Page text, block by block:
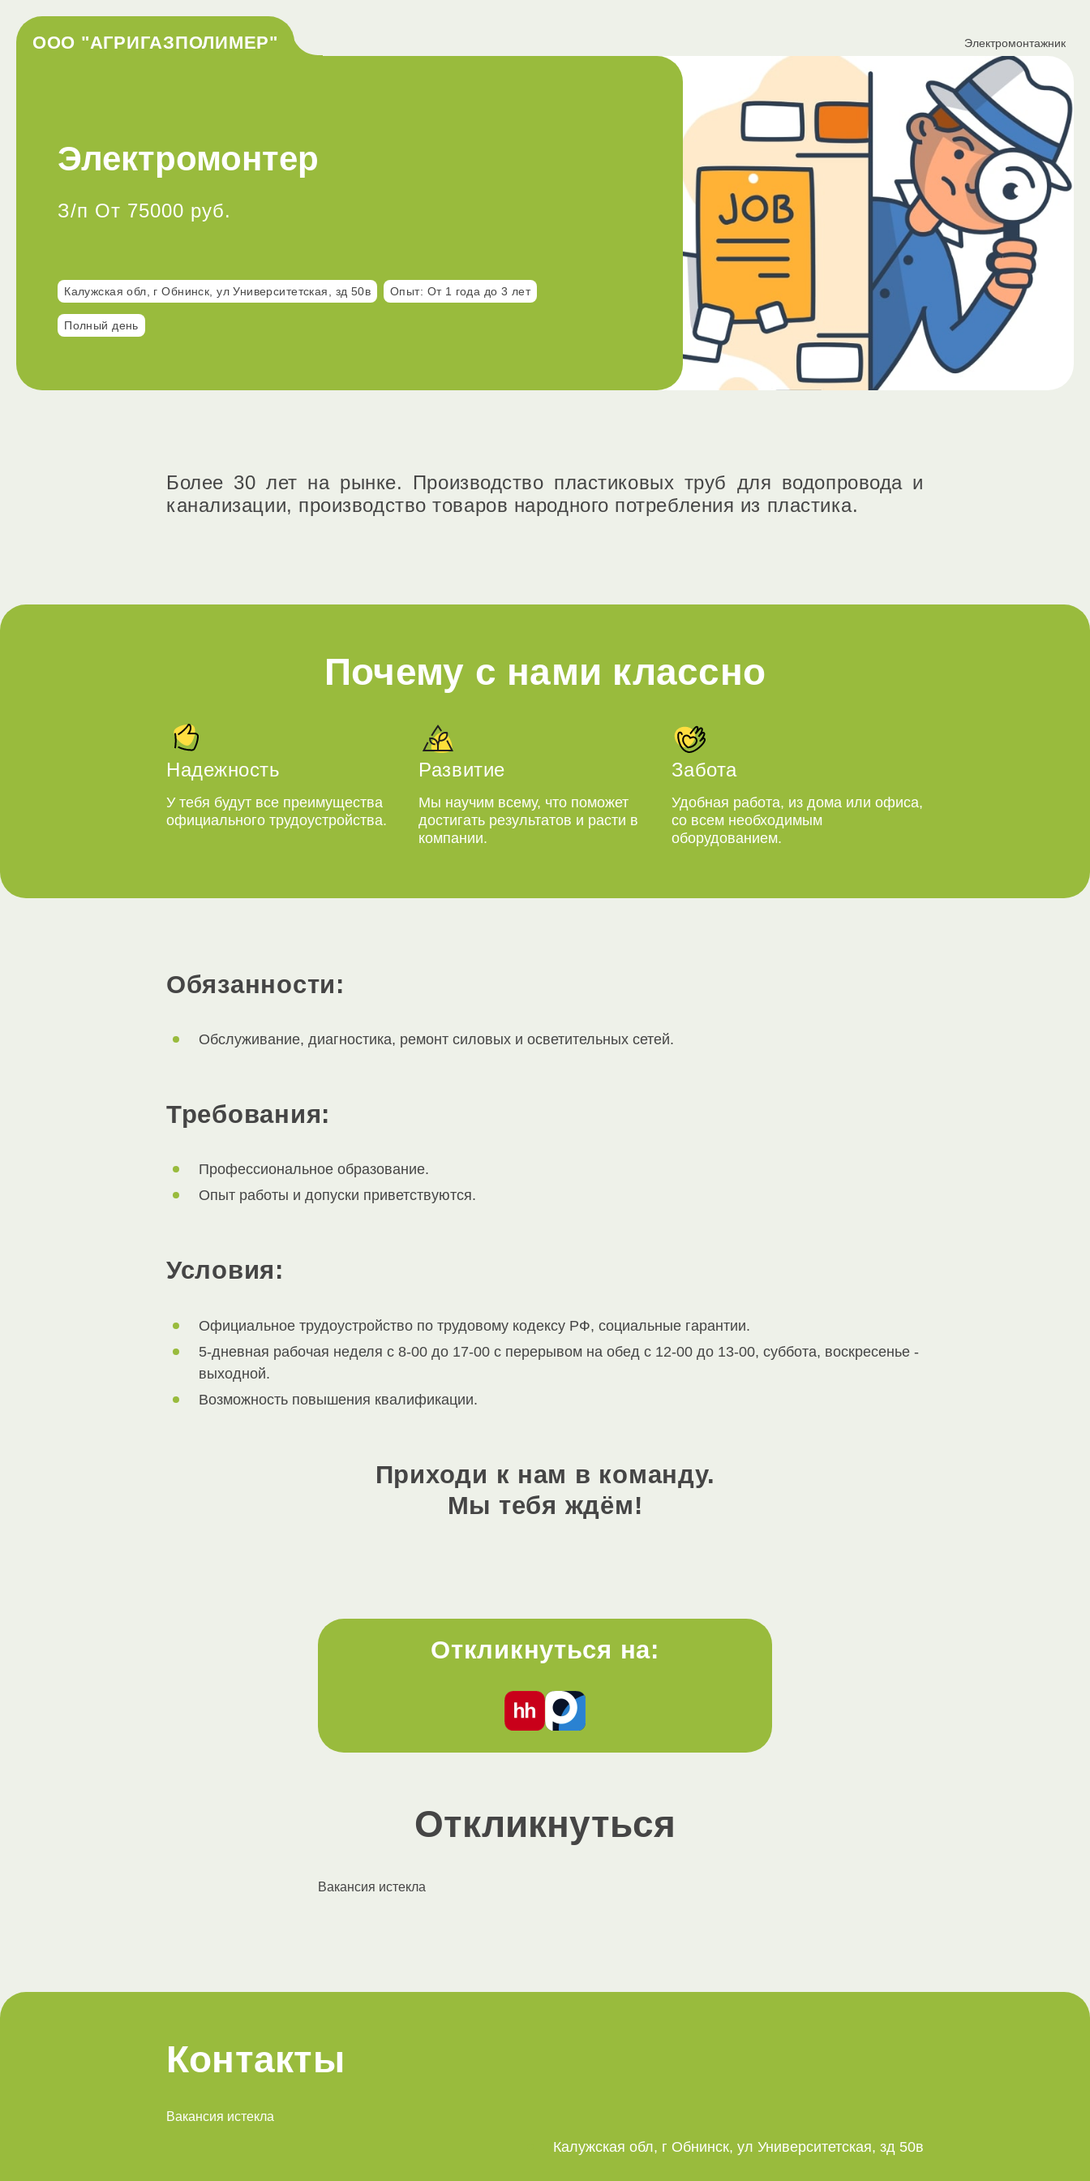
ООО "АГРИГАЗПОЛИМЕР" Электромонтажник
Электромонтер
З/п От 75000 руб.
Калужская обл, г Обнинск, ул Университетская, зд 50в Опыт: От 1 года до 3 лет
Полный день
Более 30 лет на рынке. Производство пластиковых труб для водопровода и
канализации, производство товаров народного потребления из пластика.
Почему с нами классно
Надежность
У тебя будут все преимущества
официального трудоустройства.
Развитие
Мы научим всему, что поможет
достигать результатов и расти в
компании.
Забота
Удобная работа, из дома или офиса,
со всем необходимым
оборудованием.
Обязанности:
Обслуживание, диагностика, ремонт силовых и осветительных сетей.
Требования:
Профессиональное образование.
Опыт работы и допуски приветствуются.
Условия:
Официальное трудоустройство по трудовому кодексу РФ, социальные гарантии.
5-дневная рабочая неделя с 8-00 до 17-00 с перерывом на обед с 12-00 до 13-00, суббота, воскресенье -
выходной.
Возможность повышения квалификации.
Приходи к нам в команду.
Мы тебя ждём!
Откликнуться на:
Откликнуться
Вакансия истекла
Контакты
Вакансия истекла
Калужская обл, г Обнинск, ул Университетская, зд 50в